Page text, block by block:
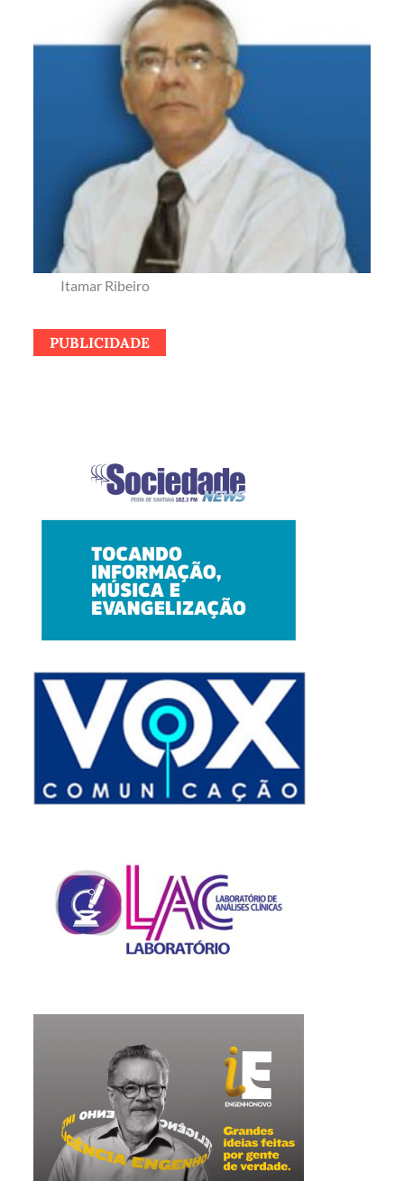
Itamar Ribeiro
PUBLICIDADE